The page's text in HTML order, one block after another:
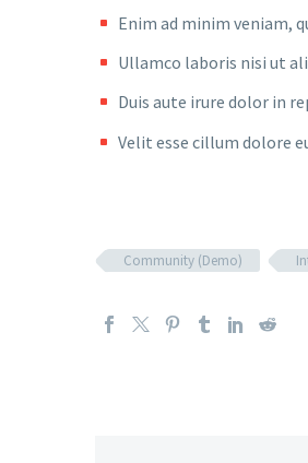
Enim ad minim veniam,
Ullamco laboris nisi ut
Duis aute irure dolor in
Velit esse cillum dolore
Community (Demo)